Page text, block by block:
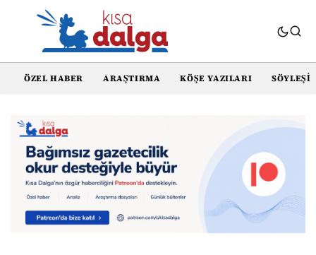
ÖZEL HABER ARAŞTIRMA KÖŞE YAZILARI SÖYLEŞI